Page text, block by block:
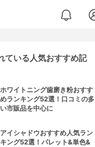
ている人気おすすめ記
ホワイトニング歯磨き粉おすす
めランキング52選！口コミの多
い市販品を中心に
アイシャドウおすすめ人気ラン
キング52選！パレット&単色&